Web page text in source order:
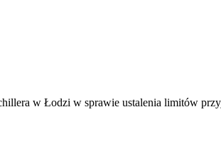
w Łodzi w sprawie ustalenia limitów